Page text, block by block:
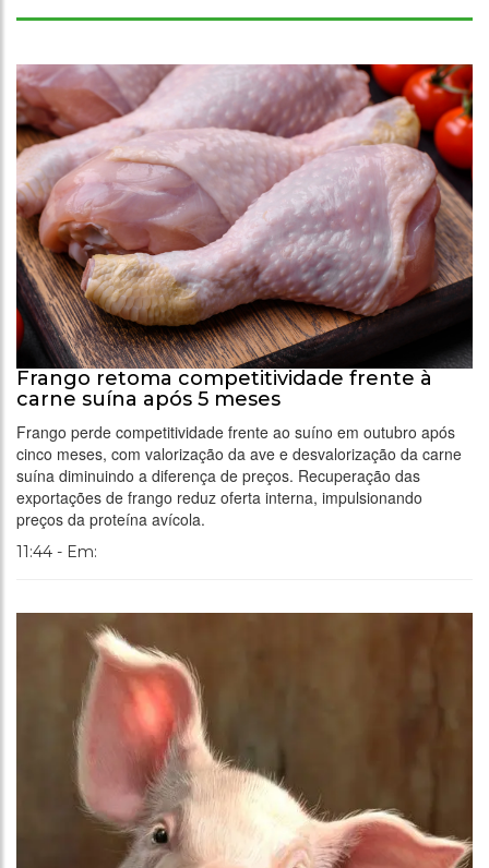
Frango retoma competitividade frente à
carne suína após 5 meses
Frango perde competitividade frente ao suíno em outubro após
cinco meses, com valorização da ave e desvalorização da carne
suína diminuindo a diferença de preços. Recuperação das
exportações de frango reduz oferta interna, impulsionando
preços da proteína avícola.
11:44 - Em: